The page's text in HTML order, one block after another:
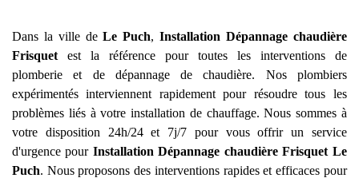
Dans la ville deLe Puch,Installation Dépannage chaudière
Frisquet est la référence pour toutes les interventions de
plomberie et de dépannage de chaudière. Nos plombiers
expérimentés interviennent rapidement pour résoudre tous les
problèmes liés à votre installation de chauffage. Nous sommes à
votre disposition 24h/24 et 7j/7 pour vous offrir un service
d'urgence pour Installation Dépannage chaudière Frisquet Le
Puch. Nous proposons des interventions rapides et efficaces pour